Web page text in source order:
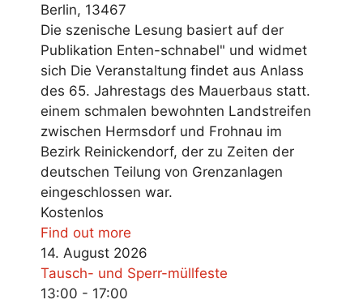
Berlin, 13467
Die szenische Lesung basiert auf der
Publikation Enten-schnabel" und widmet
sich Die Veranstaltung findet aus Anlass
des 65. Jahrestags des Mauerbaus statt.
einem schmalen bewohnten Landstreifen
zwischen Hermsdorf und Frohnau im
Bezirk Reinickendorf, der zu Zeiten der
deutschen Teilung von Grenzanlagen
eingeschlossen war.
Kostenlos
Find out more
14. August 2026
Tausch- und Sperr-müllfeste
13:00 - 17:00